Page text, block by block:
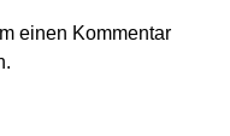
einen Kommentar